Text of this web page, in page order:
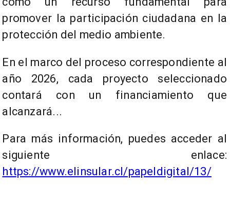
promover la participación ciudadana en la
protección del medio ambiente.
En el marco del proceso correspondiente al
año 2026, cada proyecto seleccionado
contará con un financiamiento que
alcanzará...
Para más información, puedes acceder al
siguiente enlace:
https://www.elinsular.cl/papeldigital/13/